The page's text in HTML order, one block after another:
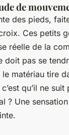
de
des pieds,
Ces petits
réelle de la
doit pas se
matériau tire
qu’il ne
? Une